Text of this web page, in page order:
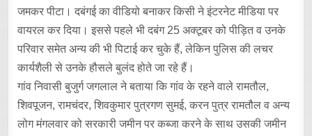
जमकर पीटा। दबंगई का वीडियो बनाकर किसी ने इंटरनेट मीडिया पर
वायरल कर दिया। इससे पहले भी दबंग 25 अक्टूबर को पीड़ित व उनके
परिवार समेत अन्य की भी पिटाई कर चुके हैं, लेकिन पुलिस की लचर
कार्यशैली से उनके हौसले बुलंद होते जा रहे हैं।
गांव निवासी बुजुर्ग जगलाल ने बताया कि गांव के रहने वाले रामतौल,
शिवपूजन, रामचंदर, शिवकुमार पुत्रगण सुमई, करन पुत्र रामतौल व अन्य
लोग मंगलवार को सरकारी जमीन पर कब्जा करने के साथ उसकी जमीन